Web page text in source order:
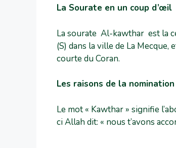
La Sourate en un coup d’œil
La sourate Al-kawthar est la
(S) dans la ville de La
courte du Coran.
Les raisons de la
Le mot « Kawthar » signifie
ci Allah dit: « nous t’avons